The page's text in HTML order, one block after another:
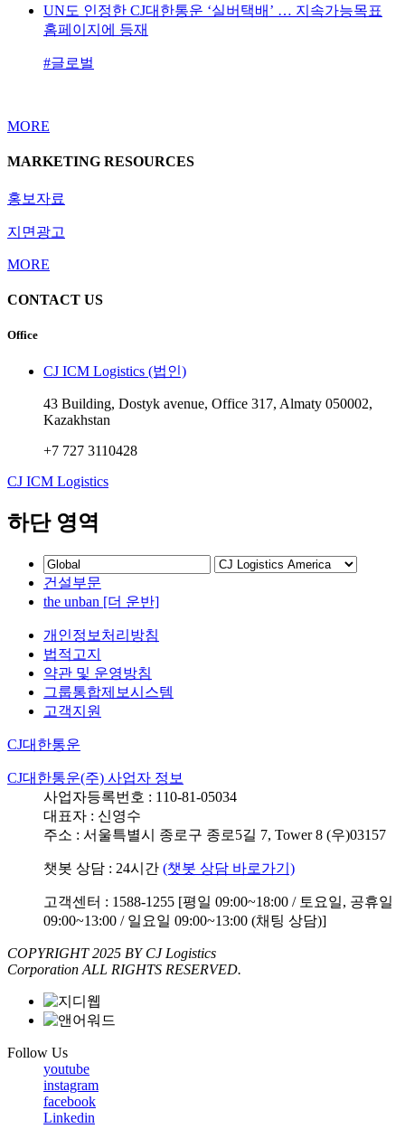
UN도 인정한 CJ대한통운 ‘실버택배’ … 지속가능목표
홈페이지에 등재
#글로벌
MORE
MARKETING RESOURCES
홍보자료
지면광고
MORE
CONTACT US
Office
CJ ICM Logistics (법인)
43 Building, Dostyk avenue, Office 317, Almaty 050002,
Kazakhstan
+7 727 3110428
CJ ICM Logistics
하단 영역
건설부문
the unban [더 운반]
개인정보처리방침
법적고지
약관 및 운영방침
그룹통합제보시스템
고객지원
CJ대한통운
CJ대한통운(주) 사업자 정보
사업자등록번호 : 110-81-05034
대표자 : 신영수
주소 : 서울특별시 종로구 종로5길 7, Tower 8 (우)03157
챗봇 상담 : 24시간 (챗봇 상담 바로가기)
고객센터 : 1588-1255 [평일 09:00~18:00 / 토요일, 공휴일
09:00~13:00 / 일요일 09:00~13:00 (채팅 상담)]
COPYRIGHT 2025 BY CJ Logistics
Corporation ALL RIGHTS RESERVED.
Follow Us
youtube
instagram
facebook
Linkedin